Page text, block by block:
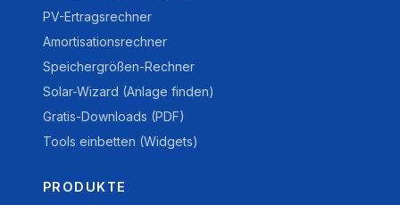
PV-Ertragsrechner
Amortisationsrechner
Speichergrößen-Rechner
Solar-Wizard (Anlage finden)
Gratis-Downloads (PDF)
Tools einbetten (Widgets)
PRODUKTE